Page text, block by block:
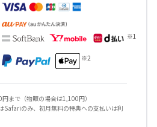
まで（物販の場合は1,100円）
のみ、初月無料の特典への支払いは利